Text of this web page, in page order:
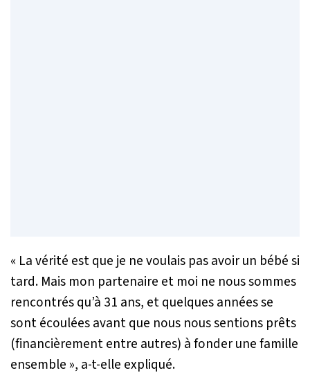
« La vérité est que je ne voulais pas avoir un bébé si
tard. Mais mon partenaire et moi ne nous sommes
rencontrés qu’à 31 ans, et quelques années se
sont écoulées avant que nous nous sentions prêts
(financièrement entre autres) à fonder une famille
ensemble », a-t-elle expliqué.